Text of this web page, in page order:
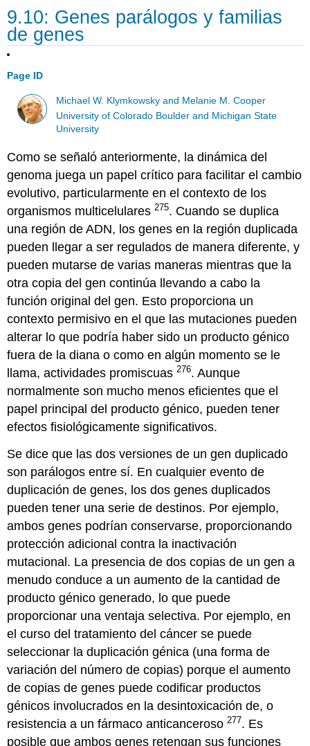
9.10: Genes parálogos y familias
de genes
Page ID
Michael W. Klymkowsky and Melanie M. Cooper
University of Colorado Boulder and Michigan State
University
Como se señaló anteriormente, la dinámica del
genoma juega un papel crítico para facilitar el cambio
evolutivo, particularmente en el contexto de los
organismos multicelulares275. Cuando se duplica
una región de ADN, los genes en la región duplicada
pueden llegar a ser regulados de manera diferente, y
pueden mutarse de varias maneras mientras que la
otra copia del gen continúa llevando a cabo la
función original del gen. Esto proporciona un
contexto permisivo en el que las mutaciones pueden
alterar lo que podría haber sido un producto génico
fuera de la diana o como en algún momento se le
llama, actividades promiscuas276. Aunque
normalmente son mucho menos eficientes que el
papel principal del producto génico, pueden tener
efectos fisiológicamente significativos.
Se dice que las dos versiones de un gen duplicado
son parálogos entre sí. En cualquier evento de
duplicación de genes, los dos genes duplicados
pueden tener una serie de destinos. Por ejemplo,
ambos genes podrían conservarse, proporcionando
protección adicional contra la inactivación
mutacional. La presencia de dos copias de un gen a
menudo conduce a un aumento de la cantidad de
producto génico generado, lo que puede
proporcionar una ventaja selectiva. Por ejemplo, en
el curso del tratamiento del cáncer se puede
seleccionar la duplicación génica (una forma de
variación del número de copias) porque el aumento
de copias de genes puede codificar productos
génicos involucrados en la desintoxicación de, o
resistencia a un fármaco anticanceroso277. Es
posible que ambos genes retengan sus funciones